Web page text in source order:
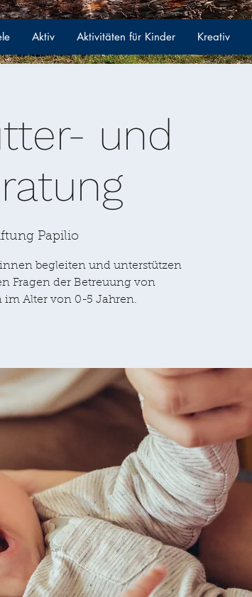
Aktiv Aktivitäten für Kinder Kreativ
und
Papilio
begleiten und unterstützen
Fragen der Betreuung von
Alter von 0-5 Jahren.